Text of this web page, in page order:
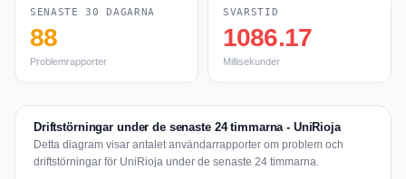
SENASTE 30 DAGARNA
88
Problemrapporter
SVARSTID
1086.17
Millisekunder
Driftstörningar under de senaste 24 timmarna - UniRioja
Detta diagram visar antalet användarrapporter om problem och
driftstörningar för UniRioja under de senaste 24 timmarna.